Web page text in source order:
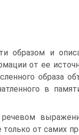
образом и
от ее
образа
в
от самих